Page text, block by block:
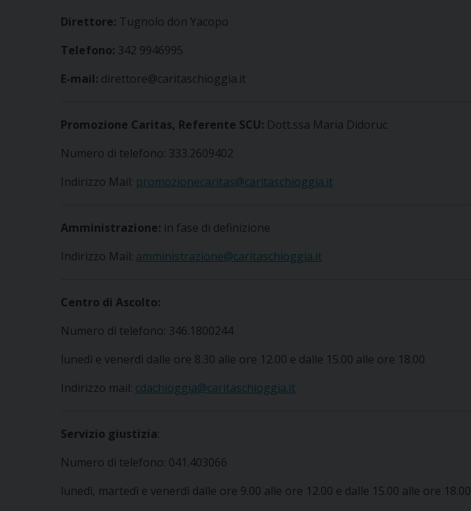
Direttore: Tugnolo don Yacopo
Telefono: 342 9946995
E-mail: direttore@caritaschioggia.it
Promozione Caritas, Referente SCU: Dott.ssa Maria Didoruc
Numero di telefono: 333.2609402
Indirizzo Mail: promozionecaritas@caritaschioggia.it
Amministrazione: in fase di definizione
Indirizzo Mail: amministrazione@caritaschioggia.it
Centro di Ascolto:
Numero di telefono: 346.1800244
lunedì e venerdì dalle ore 8.30 alle ore 12.00 e dalle 15.00 alle ore 18.00
Indirizzo mail: cdachioggia@caritaschioggia.it
Servizio giustizia:
Numero di telefono: 041.403066
lunedì, martedì e venerdì dalle ore 9.00 alle ore 12.00 e dalle 15.00 alle ore 18.00